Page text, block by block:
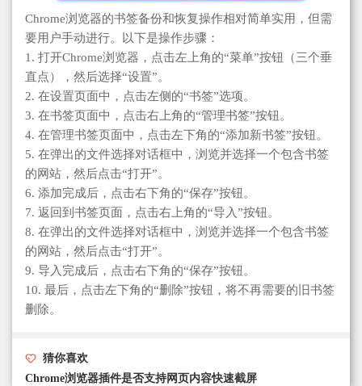
Chrome浏览器的书签备份和恢复操作相对简单实用，但需
要用户手动进行。以下是操作步骤：
1. 打开Chrome浏览器，点击左上角的“菜单”按钮（三个垂
直点），然后选择“设置”。
2. 在设置页面中，点击左侧的“书签”选项。
3. 在书签页面中，点击右上角的“管理书签”按钮。
4. 在管理书签页面中，点击左下角的“添加新书签”按钮。
5. 在弹出的文件选择对话框中，浏览并选择一个包含书签
的网站，然后点击“打开”。
6. 添加完成后，点击右下角的“保存”按钮。
7. 返回到书签页面，点击右上角的“导入”按钮。
8. 在弹出的文件选择对话框中，浏览并选择一个包含书签
的网站，然后点击“打开”。
9. 导入完成后，点击右下角的“保存”按钮。
10. 最后，点击左下角的“删除”按钮，将不再需要的旧书签
删除。
猜你喜欢
Chrome浏览器插件是否支持网页内容快速截屏